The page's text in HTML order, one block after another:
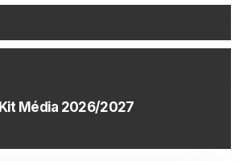
Kit Média 2026/2027